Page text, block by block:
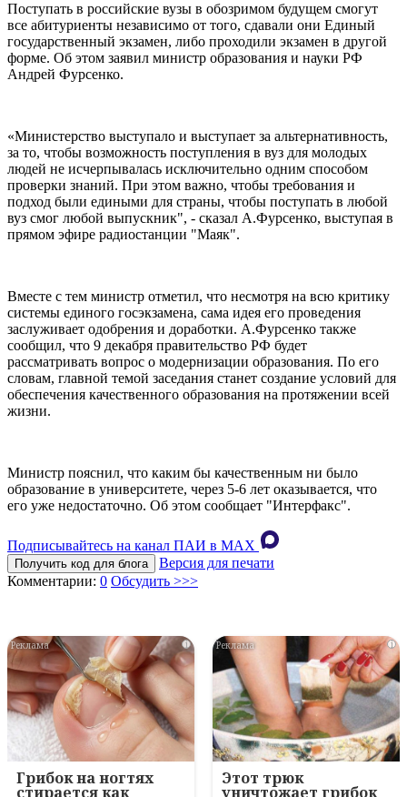
Поступать в российские вузы в обозримом будущем смогут
все абитуриенты независимо от того, сдавали они Единый
государственный экзамен, либо проходили экзамен в другой
форме. Об этом заявил министр образования и науки РФ
Андрей Фурсенко.
«Министерство выступало и выступает за альтернативность,
за то, чтобы возможность поступления в вуз для молодых
людей не исчерпывалась исключительно одним способом
проверки знаний. При этом важно, чтобы требования и
подход были едиными для страны, чтобы поступать в любой
вуз смог любой выпускник", - сказал А.Фурсенко, выступая в
прямом эфире радиостанции "Маяк".
Вместе с тем министр отметил, что несмотря на всю критику
системы единого госэкзамена, сама идея его проведения
заслуживает одобрения и доработки. А.Фурсенко также
сообщил, что 9 декабря правительство РФ будет
рассматривать вопрос о модернизации образования. По его
словам, главной темой заседания станет создание условий для
обеспечения качественного образования на протяжении всей
жизни.
Министр пояснил, что каким бы качественным ни было
образование в университете, через 5-6 лет оказывается, что
его уже недостаточно. Об этом сообщает "Интерфакс".
Подписывайтесь на канал ПАИ в MAХ
Получить код для блога
Версия для печати
Комментарии: 0 Обсудить >>>
i
Грибок на ногтях
стирается как
i
Этот трюк
уничтожает грибок